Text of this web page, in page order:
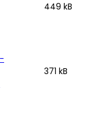
449 kB
371 kB